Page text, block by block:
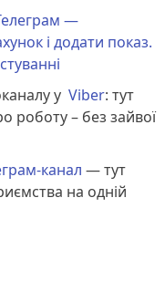
—
і додати показ.
у Viber: тут
– без зайвої
канал — тут
на одній